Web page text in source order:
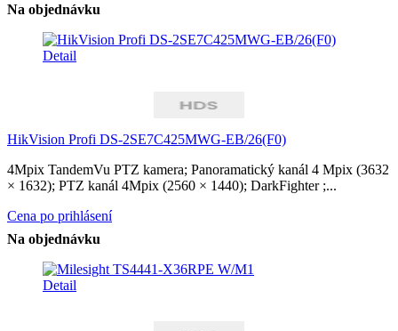
Na objednávku
Detail
HikVision Profi DS-2SE7C425MWG-EB/26(F0)
4Mpix TandemVu PTZ kamera; Panoramatický kanál 4 Mpix (3632
× 1632); PTZ kanál 4Mpix (2560 × 1440); DarkFighter ;...
Cena po prihlásení
Na objednávku
Detail